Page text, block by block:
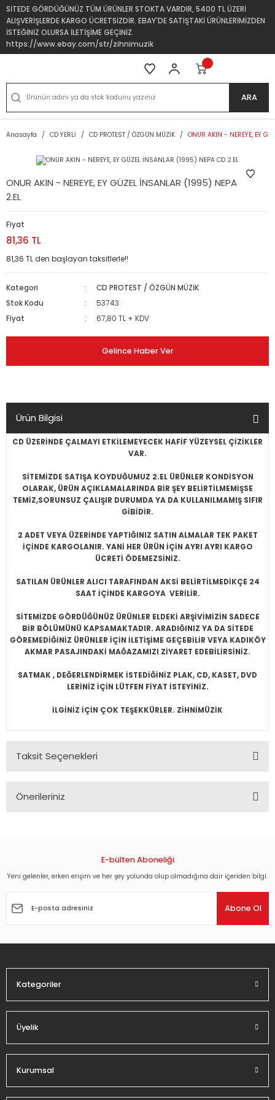
SİTEDE GÖRDÜĞÜNÜZ TÜM ÜRÜNLER STOKTA VARDIR, 5400 TL ÜZERİ
ALIŞVERİŞLERDE KARGO ÜCRETSİZDİR. EBAY'DE SATIŞTAKİ ÜRÜNLERİMİZDEN
İSTEĞİNİZ OLURSA İLETİŞİME GEÇİNİZ.
https://www.ebay.com/str/zihnimuzik
ARA
Anasayfa CD YERLİ CD PROTEST / ÖZGÜN MÜZİK ONUR AKIN - NEREYE, EY
ONUR AKIN - NEREYE, EY GÜZEL İNSANLAR (1995) NEPA CD
2.EL
Fiyat
81,36 TL
81,36 TL den başlayan taksitlerle!!
Kategori
CD PROTEST / ÖZGÜN MÜZİK
Stok Kodu
53743
Fiyat
67,80 TL + KDV
Gelince Haber Ver
Ürün Bilgisi
CD ÜZERİNDE ÇALMAYI ETKİLEMEYECEK HAFİF YÜZEYSEL ÇİZİKLER
VAR.
SİTEMİZDE SATIŞA KOYDUĞUMUZ 2.EL ÜRÜNLER KONDİSYON
OLARAK, ÜRÜN AÇIKLAMALARINDA BİR ŞEY BELİRTİLMEMİŞSE
TEMİZ,SORUNSUZ ÇALIŞIR DURUMDA YA DA KULLANILMAMIŞ SIFIR
GİBİDİR.
2 ADET VEYA ÜZERİNDE YAPTIĞINIZ SATIN ALMALAR TEK PAKET
İÇİNDE KARGOLANIR. YANİ HER ÜRÜN İÇİN AYRI AYRI KARGO
ÜCRETİ ÖDEMEZSİNİZ.
SATILAN ÜRÜNLER ALICI TARAFINDAN AKSİ BELİRTİLMEDİKÇE 24
SAAT İÇİNDE KARGOYA VERİLİR.
SİTEMİZDE GÖRDÜĞÜNÜZ ÜRÜNLER ELDEKİ ARŞİVİMİZİN SADECE
BİR BÖLÜMÜNÜ KAPSAMAKTADIR. ARADIĞINIZ YA DA SİTEDE
GÖREMEDİĞİNİZ ÜRÜNLER İÇİN İLETİŞİME GEÇEBİLİR VEYA KADIKÖY
AKMAR PASAJINDAKİ MAĞAZAMIZI ZİYARET EDEBİLİRSİNİZ.
SATMAK , DEĞERLENDİRMEK İSTEDİĞİNİZ PLAK, CD, KASET, DVD
LERİNİZ İÇİN LÜTFEN FİYAT İSTEYİNİZ.
İLGİNİZ İÇİN ÇOK TEŞEKKÜRLER. ZİHNİMÜZİK
Taksit Seçenekleri
Önerileriniz
Görüş ve önerileriniz için teşekkür ederiz.
Ürün açıklamasında eksik bilgiler bulunuyor.
E-bülten Aboneliği
Yeni gelenler, erken erişim ve her şey yolunda olup olmadığına dair içeriden bilgi.
Abone Ol
Kategoriler
Üyelik
Kurumsal